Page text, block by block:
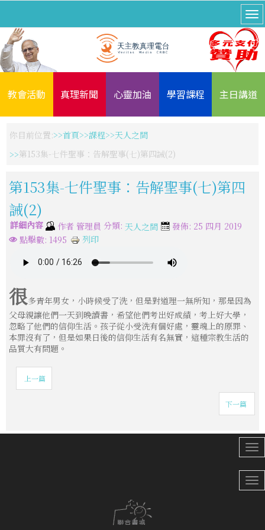
教會活動 真理新聞 心靈加油 學習課程 主日講道
你目前位置: 首頁 課程
天人之間
第153集-七件聖事：告解聖事(七)第四誡(2)
第153集-七件聖事：告解聖事(七)第四
誡(2)
詳細內容 作者 管理員 分類: 天人之間
發佈: 25 四月 2019
點擊數: 1495
列印
很多青年男女，小時候受了洗，但是對道理一無所知，那是因為
父母親讓他們一天到晚讀書，希望他們考出好成績，考上好大學，
忽略了他們的信仰生活。孩子從小受洗有個好處，靈魂上的原罪、
本罪沒有了，但是如果日後的信仰生活有名無實，這種宗教生活的
品質大有問題。
上一篇
下一篇